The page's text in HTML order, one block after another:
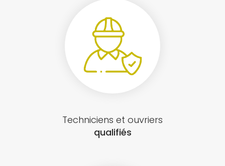
Techniciens et ouvriers
qualifiés